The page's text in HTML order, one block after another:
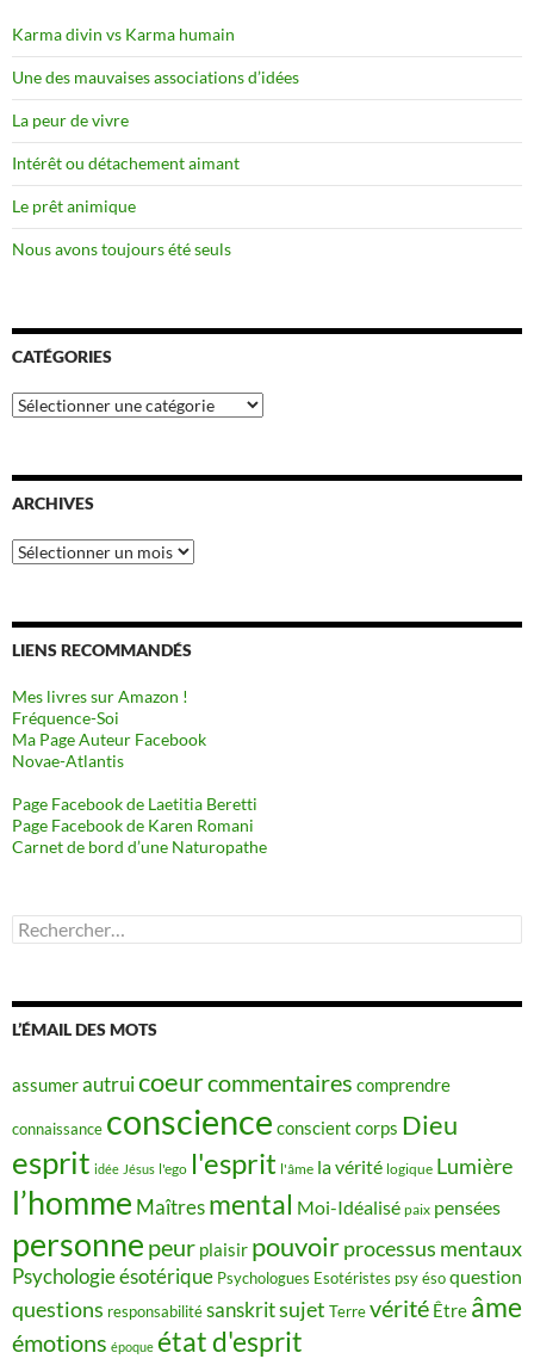
Karma divin vs Karma humain
Une des mauvaises associations d’idées
La peur de vivre
Intérêt ou détachement aimant
Le prêt animique
Nous avons toujours été seuls
CATÉGORIES
Catégories
ARCHIVES
Archives
LIENS RECOMMANDÉS
Mes livres sur Amazon !
Fréquence-Soi
Ma Page Auteur Facebook
Novae-Atlantis
Page Facebook de Laetitia Beretti
Page Facebook de Karen Romani
Carnet de bord d’une Naturopathe
Rechercher :
L’ÉMAIL DES MOTS
assumerautruicoeurcommentaires comprendre
connaissance conscience conscient corps Dieu
esprit idée Jésus l'ego l'esprit l'âme la vérité logique Lumière
l’homme Maîtres mental Moi-Idéalisé paix pensées
personne peur plaisir pouvoirprocessus mentaux
Psychologie ésotérique Psychologues Esotéristes psy ésoquestion
questions responsabilitésanskritsujet Terrevérité Être âme
émotions époque état d'esprit